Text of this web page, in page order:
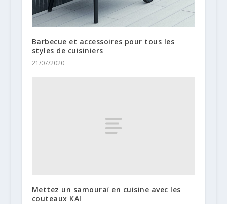
Barbecue et accessoires pour tous les
styles de cuisiniers
21/07/2020
Mettez un samouraï en cuisine avec les
couteaux KAI